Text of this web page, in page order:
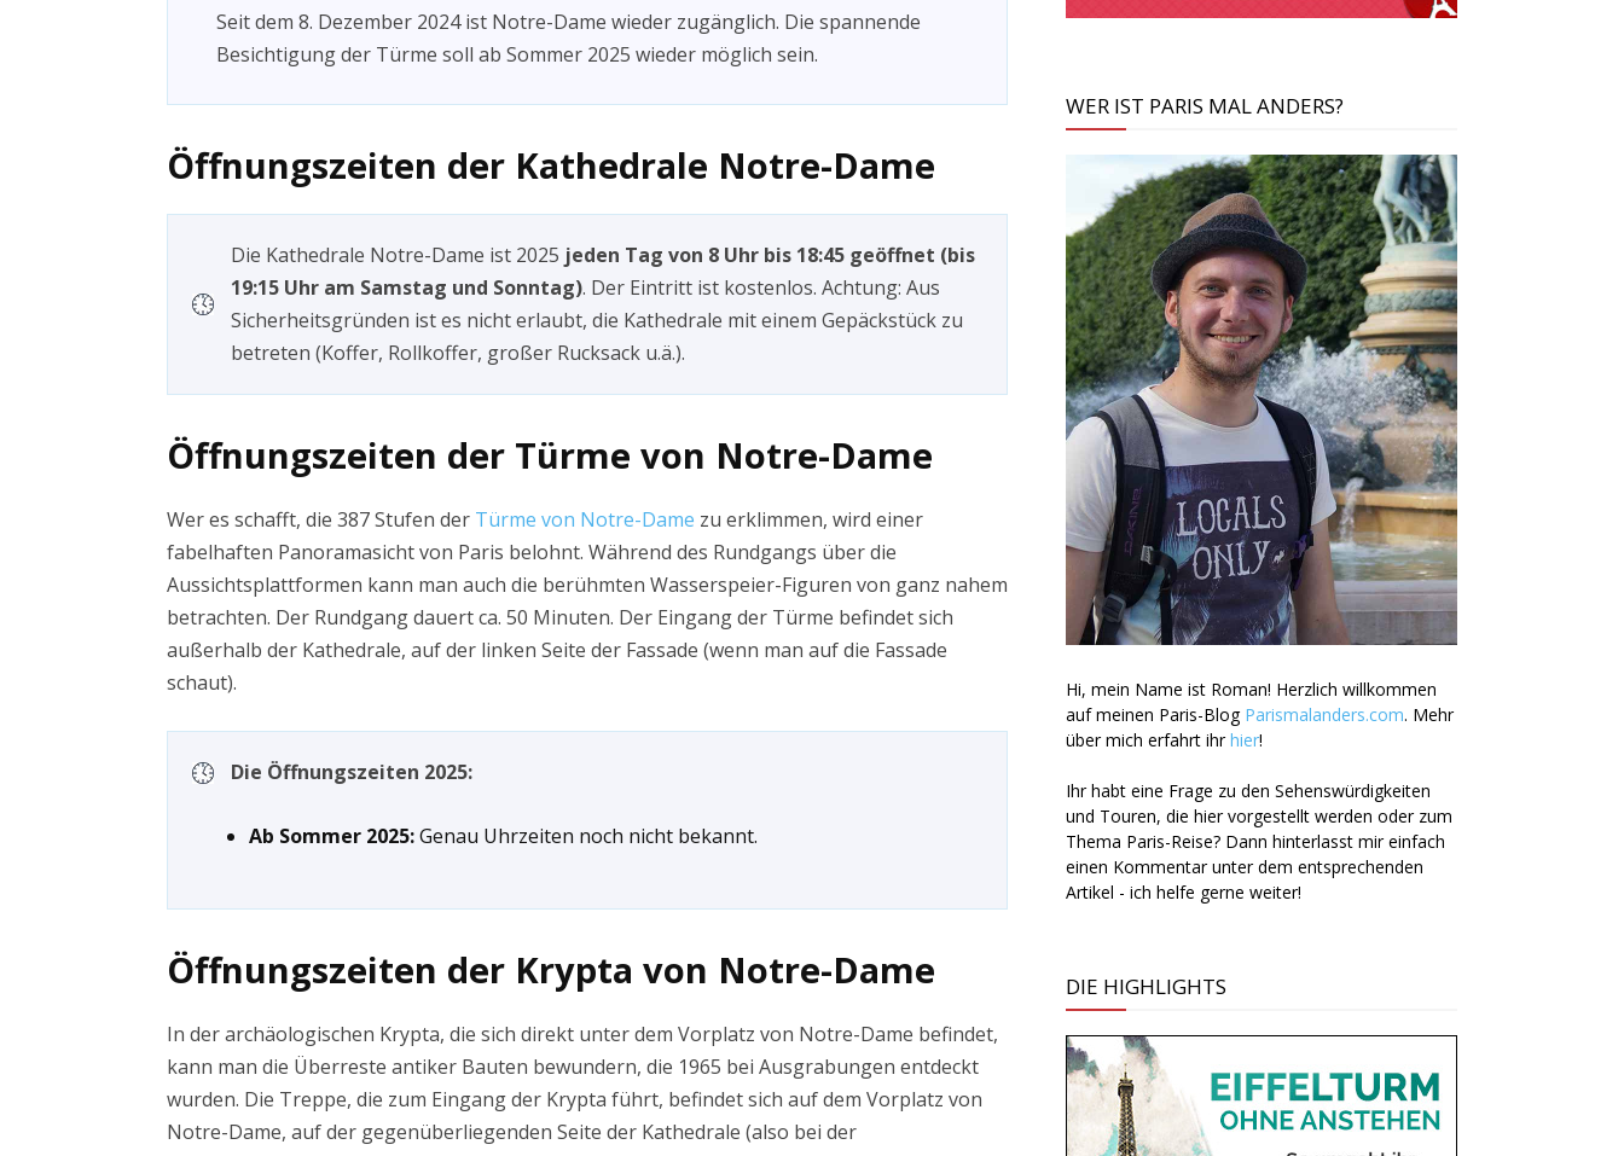
Seit dem 8. Dezember 2024 ist Notre-Dame wieder zugänglich. Die spannende
Besichtigung der Türme soll ab Sommer 2025 wieder möglich sein.
Öffnungszeiten der Kathedrale Notre-Dame
Die Kathedrale Notre-Dame ist 2025 jeden Tag von 8 Uhr bis 18:45 geöffnet (bis
19:15 Uhr am Samstag und Sonntag). Der Eintritt ist kostenlos. Achtung: Aus
Sicherheitsgründen ist es nicht erlaubt, die Kathedrale mit einem Gepäckstück zu
betreten (Koffer, Rollkoffer, großer Rucksack u.ä.).
Öffnungszeiten der Türme von Notre-Dame
Wer es schafft, die 387 Stufen der Türme von Notre-Dame zu erklimmen, wird einer
fabelhaften Panoramasicht von Paris belohnt. Während des Rundgangs über die
Aussichtsplattformen kann man auch die berühmten Wasserspeier-Figuren von ganz nahem
betrachten. Der Rundgang dauert ca. 50 Minuten. Der Eingang der Türme befindet sich
außerhalb der Kathedrale, auf der linken Seite der Fassade (wenn man auf die Fassade
schaut).
Die Öffnungszeiten 2025:
Ab Sommer 2025:Genau Uhrzeiten noch nicht bekannt.
Öffnungszeiten der Krypta von Notre-Dame
In der archäologischen Krypta, die sich direkt unter dem Vorplatz von Notre-Dame befindet,
kann man die Überreste antiker Bauten bewundern, die 1965 bei Ausgrabungen entdeckt
wurden. Die Treppe, die zum Eingang der Krypta führt, befindet sich auf dem Vorplatz von
Notre-Dame, auf der gegenüberliegenden Seite der Kathedrale (also bei der
WER IST PARIS MAL ANDERS?
Hi, mein Name ist Roman! Herzlich willkommen
auf meinen Paris-Blog Parismalanders.com. Mehr
über mich erfahrt ihrhier!
Ihr habt eine Frage zu den Sehenswürdigkeiten
und Touren, die hier vorgestellt werden oder zum
Thema Paris-Reise? Dann hinterlasst mir einfach
einen Kommentar unter dem entsprechenden
Artikel - ich helfe gerne weiter!
DIE HIGHLIGHTS